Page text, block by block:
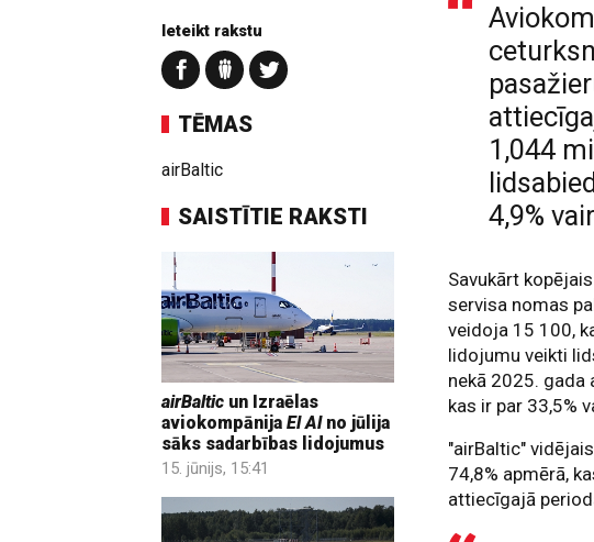
Ieteikt rakstu
TĒMAS
airBaltic
SAISTĪTIE RAKSTI
airBaltic un Izraēlas
aviokompānija El Alno jūlija
sāks sadarbības lidojumus
15. jūnijs, 15:41
1,044
4,9%
Savukārt
servisa nomas
veidoja 15 100,
lidojumu veikti
nekā 2025.
kas ir par 33,5%
"airBaltic"
74,8% apmērā,
attiecīgajā